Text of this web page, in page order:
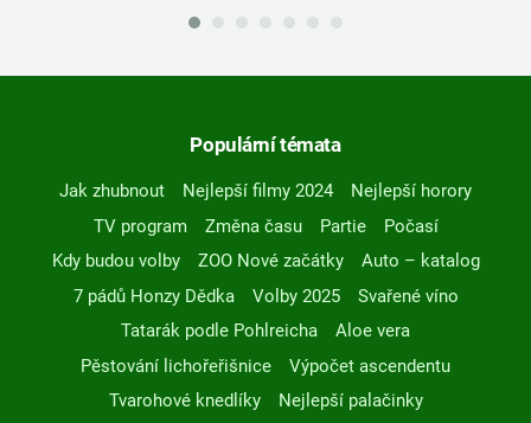
Populární témata
Jak zhubnout Nejlepší filmy 2024
Nejlepší horory
TV program
Změna času Partie
Počasí
Kdy budou volby
ZOO Nové začátky
Auto – katalog
7 pádů Honzy Dědka
Volby 2025
Svařené víno
Tatarák podle Pohlreicha
Aloe vera
Pěstování lichořeřišnice
Výpočet ascendentu
Tvarohové knedlíky
Nejlepší palačinky